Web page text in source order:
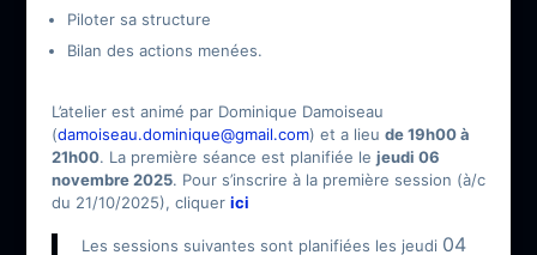
Piloter sa structure
Bilan des actions menées.
L’atelier est animé par Dominique Damoiseau
(damoiseau.dominique@gmail.com) et a lieu de 19h00 à
21h00. La première séance est planifiée le jeudi 06
novembre 2025. Pour s’inscrire à la première session (à/c
du 21/10/2025), cliquer ici
Les sessions suivantes sont planifiées les jeudi 04